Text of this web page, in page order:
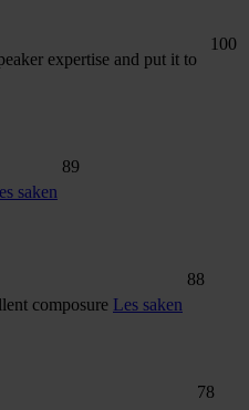
expertise and put it to
100
saken
89
composure Les saken
88
78